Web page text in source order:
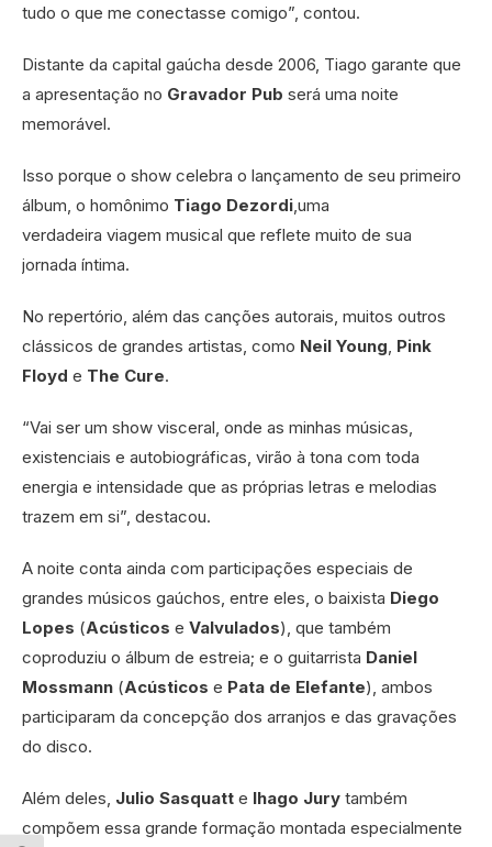
tudo o que me conectasse comigo”, contou.
Distante da capital gaúcha desde 2006, Tiago garante que
a apresentação no Gravador Pub será uma noite
memorável.
Isso porque o show celebra o lançamento de seu primeiro
álbum, o homônimo Tiago Dezordi ,uma
verdadeira viagem musical que reflete muito de sua
jornada íntima.
No repertório, além das canções autorais, muitos outros
clássicos de grandes artistas, como Neil Young Pink
Floyd e The Cure.
“Vai ser um show visceral, onde as minhas músicas,
existenciais e autobiográficas, virão à tona com toda
energia e intensidade que as próprias letras e melodias
trazem em si”, destacou.
A noite conta ainda com participações especiais de
grandes músicos gaúchos, entre eles, o baixista Diego
Lopes (Acústicos e Valvulados), que também
coproduziu o álbum de estreia; e o guitarrista Daniel
Mossmann (Acústicos e Pata de Elefante), ambos
participaram da concepção dos arranjos e das gravações
do disco.
Além deles, Julio Sasquatt e Ihago Jury também
compõem essa grande formação montada especialmente